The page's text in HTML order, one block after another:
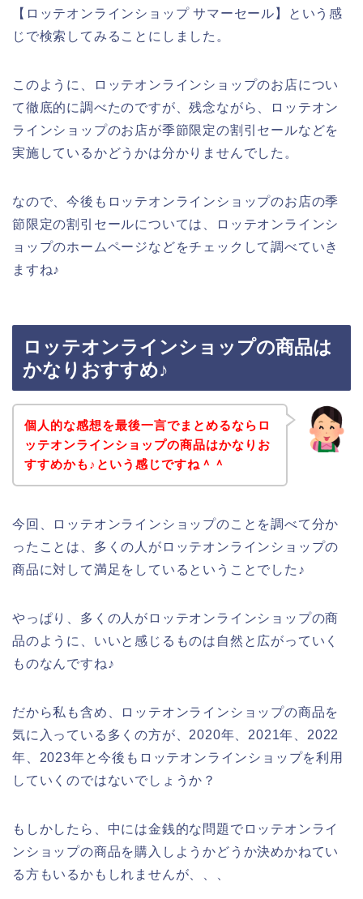
【ロッテオンラインショップ サマーセール】という感
じで検索してみることにしました。
このように、ロッテオンラインショップのお店につい
て徹底的に調べたのですが、残念ながら、ロッテオン
ラインショップのお店が季節限定の割引セールなどを
実施しているかどうかは分かりませんでした。
なので、今後もロッテオンラインショップのお店の季
節限定の割引セールについては、ロッテオンラインシ
ョップのホームページなどをチェックして調べていき
ますね♪
ロッテオンラインショップの商品は
かなりおすすめ♪
個人的な感想を最後一言でまとめるならロ
ッテオンラインショップの商品はかなりお
すすめかも♪という感じですね＾＾
今回、ロッテオンラインショップのことを調べて分か
ったことは、多くの人がロッテオンラインショップの
商品に対して満足をしているということでした♪
やっぱり、多くの人がロッテオンラインショップの商
品のように、いいと感じるものは自然と広がっていく
ものなんですね♪
だから私も含め、ロッテオンラインショップの商品を
気に入っている多くの方が、2020年、2021年、2022
年、2023年と今後もロッテオンラインショップを利用
していくのではないでしょうか？
もしかしたら、中には金銭的な問題でロッテオンライ
ンショップの商品を購入しようかどうか決めかねてい
る方もいるかもしれませんが、、、